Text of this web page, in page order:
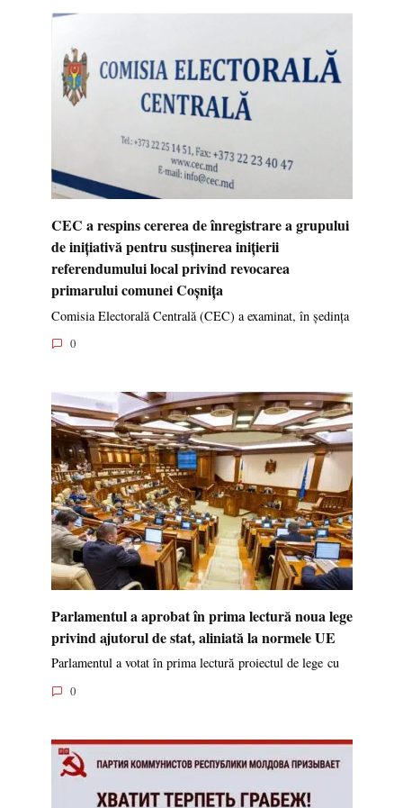
CEC a respins cererea de înregistrare a grupului
de inițiativă pentru susținerea inițierii
referendumului local privind revocarea
primarului comunei Coșnița
Comisia Electorală Centrală (CEC) a examinat, în ședința
0
Parlamentul a aprobat în prima lectură noua lege
privind ajutorul de stat, aliniată la normele UE
Parlamentul a votat în prima lectură proiectul de lege cu
0